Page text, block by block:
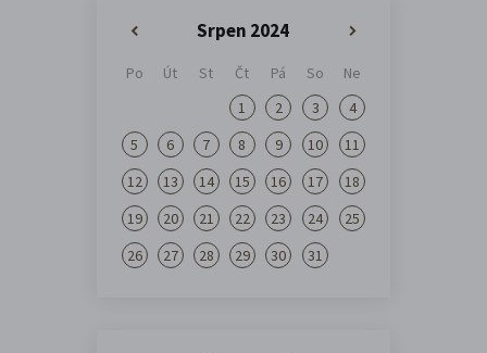
Srpen 2024
Po Út St Čt Pá So
Ne
1
2 3
4
5
6 7 8 9 10
11
12
13 14 15 16 17
18
19
20 21 22 23 24
25
26
27 28 29 30 31